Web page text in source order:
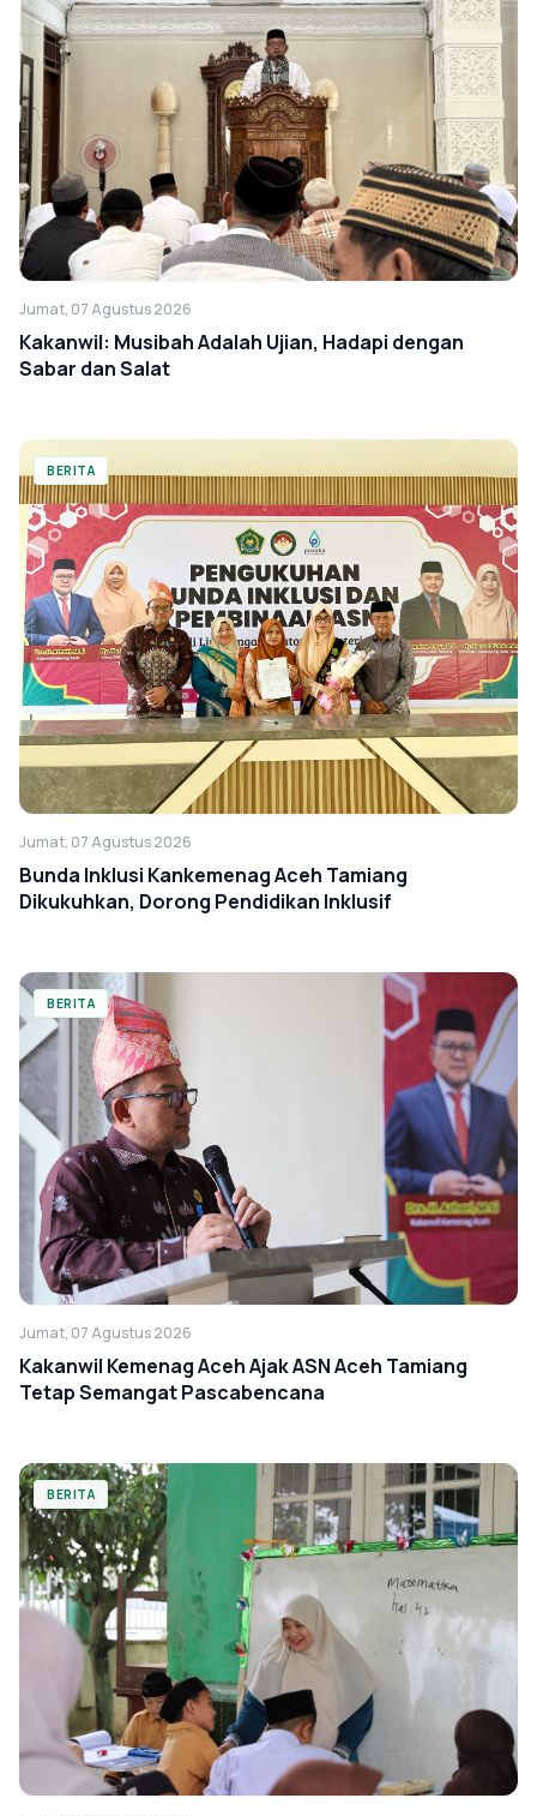
Jumat, 07 Agustus 2026
Kakanwil: Musibah Adalah Ujian, Hadapi dengan
Sabar dan Salat
BERITA
Jumat, 07 Agustus 2026
Bunda Inklusi Kankemenag Aceh Tamiang
Dikukuhkan, Dorong Pendidikan Inklusif
BERITA
Jumat, 07 Agustus 2026
Kakanwil Kemenag Aceh Ajak ASN Aceh Tamiang
Tetap Semangat Pascabencana
BERITA